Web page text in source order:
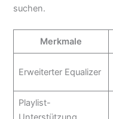
suchen.
Merkmale
Erweiterter Equalizer
Playlist-